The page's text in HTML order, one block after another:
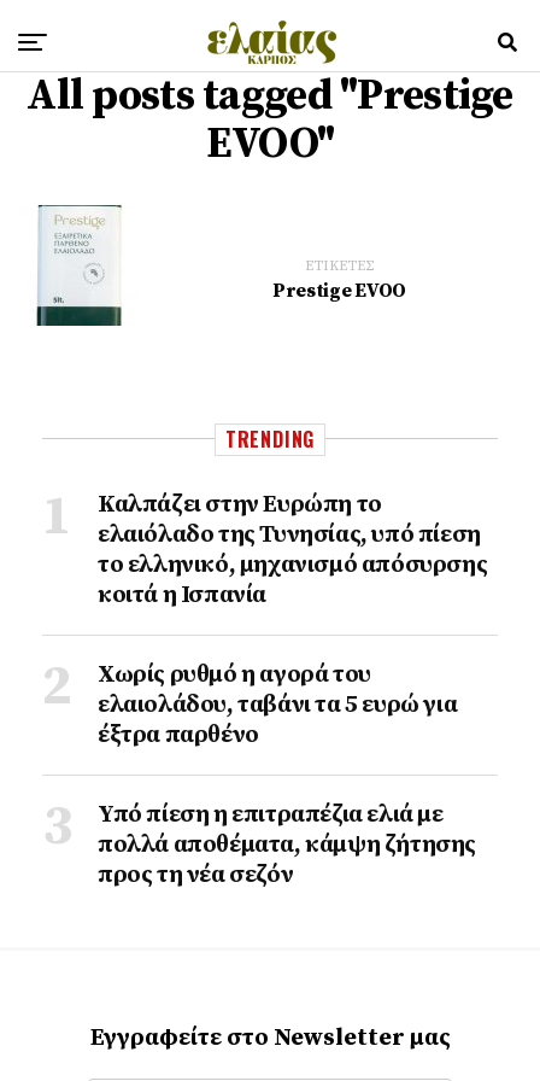
All posts tagged "Prestige
EVOO"
ΕΤΙΚΕΤΕΣ
Prestige EVOO
TRENDING
Καλπάζει στην Ευρώπη το
ελαιόλαδο της Τυνησίας, υπό πίεση
το ελληνικό, μηχανισμό απόσυρσης
κοιτά η Ισπανία
Χωρίς ρυθμό η αγορά του
ελαιολάδου, ταβάνι τα 5 ευρώ για
έξτρα παρθένο
Υπό πίεση η επιτραπέζια ελιά με
πολλά αποθέματα, κάμψη ζήτησης
προς τη νέα σεζόν
Εγγραφείτε στο Newsletter μας